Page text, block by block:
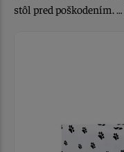
stôl pred poškodením. …